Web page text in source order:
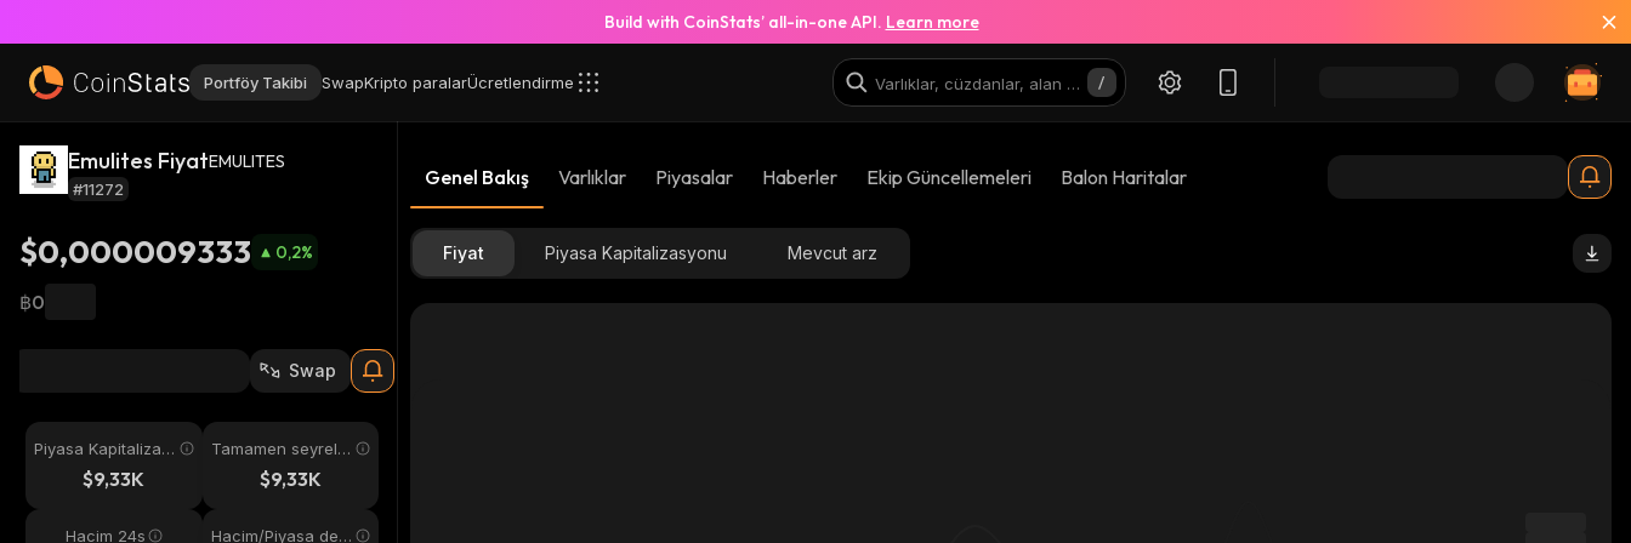
Build with CoinStats’ all-in-one API. Learn more
Portföy Takibi SwapKripto paralarÜcretlendirme
Emulites FiyatEMULITES
#11272
$0,000009333 0,2%
฿0
Swap
Piyasa Kapitalizas
$9,33K
Tamamen seyreltil
$9,33K
Hacim 24s Hacim/Piyasa değ
Genel Bakış Varlıklar Piyasalar Haberler Ekip Güncellemeleri Balon Haritalar
Fiyat Piyasa Kapitalizasyonu Mevcut arz